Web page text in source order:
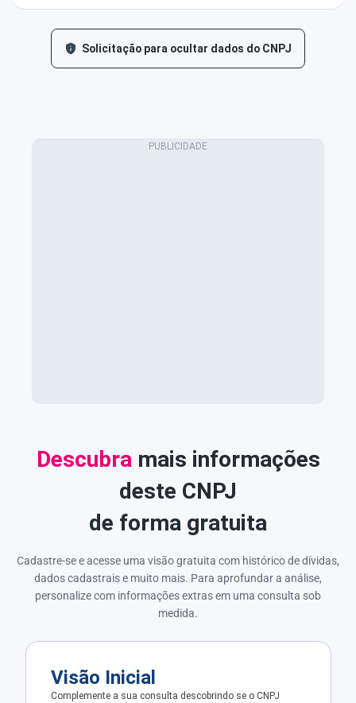
Solicitação para ocultar dados do CNPJ
Descubra mais informações
deste CNPJ
de forma gratuita
Cadastre-se e acesse uma visão gratuita com histórico de dívidas,
dados cadastrais e muito mais. Para aprofundar a análise,
personalize com informações extras em uma consulta sob
medida.
Visão Inicial
Complemente a sua consulta descobrindo se o CNPJ